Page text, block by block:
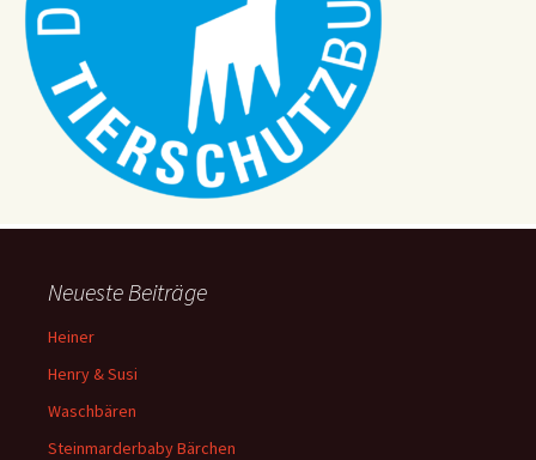
Neueste Beiträge
Heiner
Henry & Susi
Waschbären
Steinmarderbaby Bärchen